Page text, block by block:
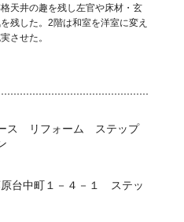
天井の趣を残し左官や床材・玄
残した。2階は和室を洋室に変え
させた。
ス リフォーム ステップ
台中町１－４－１ ステッ